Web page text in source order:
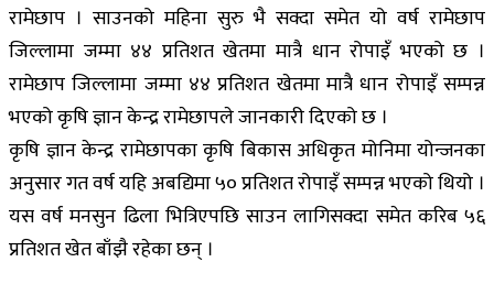
रामेछाप । साउनको महिना सुरु भै सक्दा समेत यो वर्ष रामेछाप
जिल्लामा जम्मा ४४ प्रतिशत खेतमा मात्रै धान रोपाइँ भएको छ ।
रामेछाप जिल्लामा जम्मा ४४ प्रतिशत खेतमा मात्रै धान रोपाइँ सम्पन्न
भएको कृषि ज्ञान केन्द्र रामेछापले जानकारी दिएको छ ।
कृषि ज्ञान केन्द्र रामेछापका कृषि बिकास अधिकृत मोनिमा योन्जनका
अनुसार गत वर्ष यहि अबद्यिमा ५० प्रतिशत रोपाइँ सम्पन्न भएको थियो ।
यस वर्ष मनसुन ढिला भित्रिएपछि साउन लागिसक्दा समेत करिब ५६
प्रतिशत खेत बाँझै रहेका छन् ।